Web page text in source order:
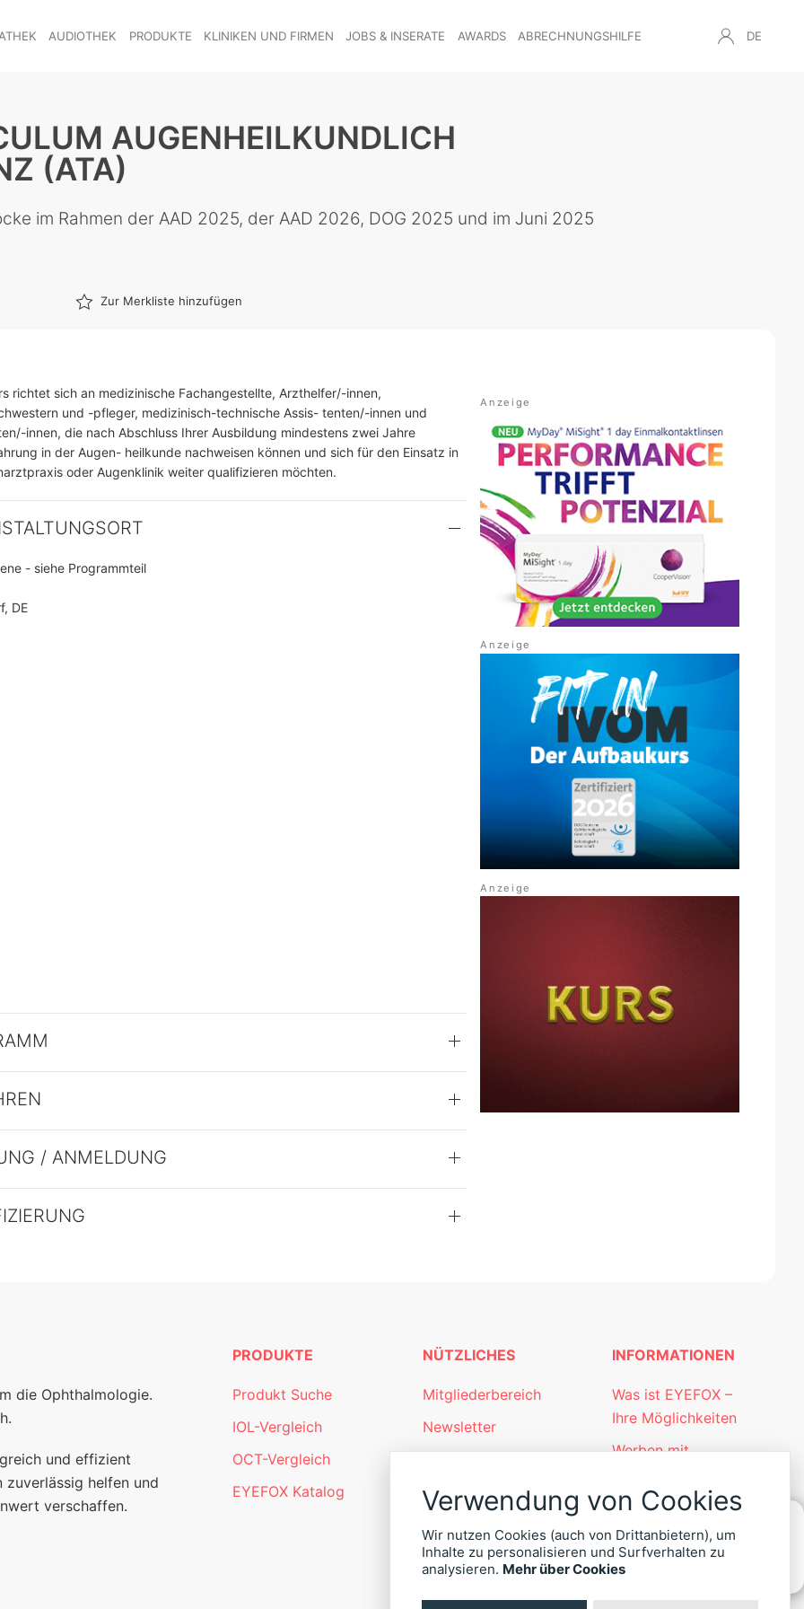
AUDIOTHEK PRODUKTE KLINIKEN UND FIRMEN JOBS & INSERATE AWARDS ABRECHNUNGSHILFE DE
AUGENHEILKUNDLICH
(ATA)
im Rahmen der AAD 2025, der AAD 2026, DOG 2025 und im Juni 2025
Zur Merkliste hinzufügen
richtet sich an medizinische Fachangestellte, Arzthelfer/-innen,
und -pfleger, medizinisch-technische Assis- tenten/-innen und
innen, die nach Abschluss Ihrer Ausbildung mindestens zwei Jahre
in der Augen- heilkunde nachweisen können und sich für den Einsatz in
oder Augenklinik weiter qualifizieren möchten.
- siehe Programmteil
DE
/ ANMELDUNG
die Ophthalmologie.
und effizient
zuverlässig helfen und
verschaffen.
PRODUKTE
Produkt Suche
IOL-Vergleich
OCT-Vergleich
EYEFOX Katalog
NÜTZLICHES
Mitgliederbereich
Newsletter
INFORMATIONEN
Was ist EYEFOX –
Ihre Möglichkeiten
Werben mit
Kontakt
Datenschutz
Impressum
Verwendung von Cookies
Wir nutzen Cookies (auch von Drittanbietern), um
Inhalte zu personalisieren und Surfverhalten zu
analysieren. Mehr über Cookies